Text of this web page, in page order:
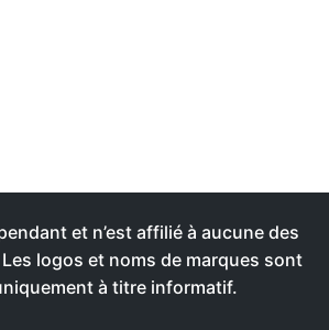
et n’est affilié à aucune des
logos et noms de marques sont
à titre informatif.